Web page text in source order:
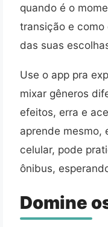
quando é o
transição e
das suas
Use o app pra
mixar gêneros
efeitos, erra e
aprende mesmo,
celular, pode
ônibus,
Domine